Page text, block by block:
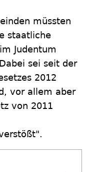
müssten
staatliche
Judentum
sei seit der
2012
vor allem aber
von 2011